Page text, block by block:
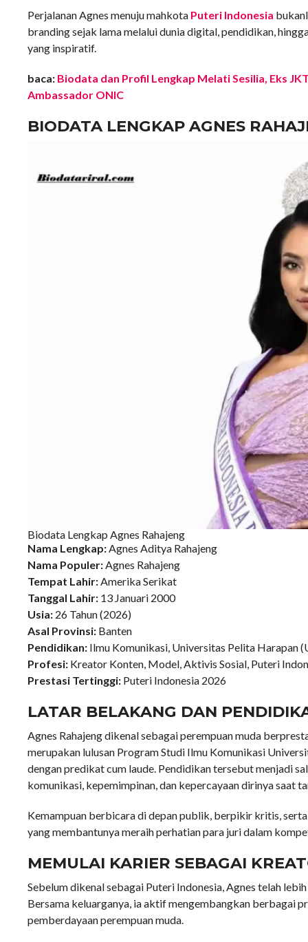
Perjalanan Agnes menuju mahkota Puteri Indonesia
branding sejak lama melalui dunia digital, pendidikan,
yang inspiratif.
baca: Biodata dan Profil Lengkap Melati Sesilia, Eks
Ambassador ONIC
BIODATA LENGKAP AGNES
Biodata Lengkap Agnes Rahajeng
Nama Lengkap:Agnes Aditya Rahajeng
Nama Populer:Agnes Rahajeng
Tempat Lahir:Amerika Serikat
Tanggal Lahir: 13 Januari 2000
Usia: 26 Tahun (2026)
Asal Provinsi: Banten
Pendidikan: Ilmu Komunikasi, Universitas Pelita Harapan
Profesi: Kreator Konten, Model, Aktivis Sosial, Puteri
Prestasi Tertinggi: Puteri Indonesia 2026
LATAR BELAKANG DAN
Agnes Rahajeng dikenal sebagai perempuan muda
merupakan lulusan Program Studi Ilmu Komunikasi
dengan predikat cum laude. Pendidikan tersebut menjadi
komunikasi, kepemimpinan, dan kepercayaan dirinya saat
Kemampuan berbicara di depan publik, berpikir kritis,
yang membantunya meraih perhatian para juri dalam
MEMULAI KARIER SEBAGAI
Sebelum dikenal sebagai Puteri Indonesia, Agnes telah
Bersama keluarganya, ia aktif mengembangkan berbagai
pemberdayaan perempuan muda.